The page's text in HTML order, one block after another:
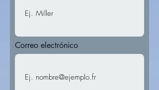
Correo electrónico